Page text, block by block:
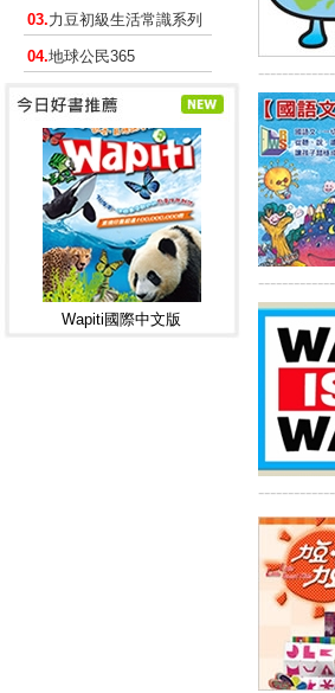
03.力豆初級生活常識系列
04.地球公民365
Wapiti國際中文版